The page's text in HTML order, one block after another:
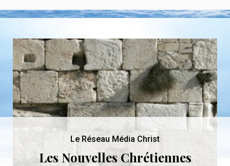
Le Réseau Média Christ
Les Nouvelles Chrétiennes